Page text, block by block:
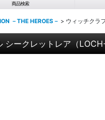
商品検索
－THE HEROES－ > ウィッチクラ
シークレットレア（